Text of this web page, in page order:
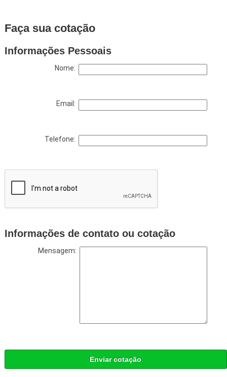
Faça sua cotação
Informações Pessoais
Nome:
Email:
Telefone:
Informações de contato ou cotação
Mensagem:
Enviar cotação